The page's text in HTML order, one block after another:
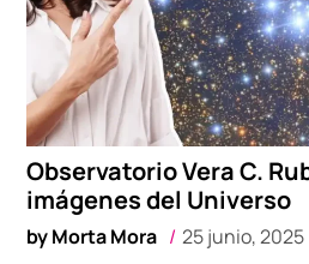
Observatorio Vera C.
imágenes del Universo
byMorta Mora 25 junio, 2025